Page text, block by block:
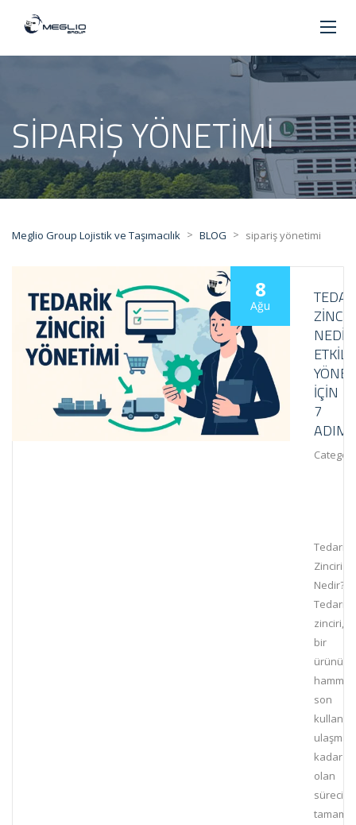
SIPARIŞ YÖNETIMI
Meglio Group Lojistik ve Taşımacılık > BLOG > sipariş yönetimi
8
Ağu
ETKILI
IÇIN
7
ADIM
Tedarik
Zinciri
Nedir?
Tedarik
zinciri,
bir
ürünün
son
kadar
olan
sürecin